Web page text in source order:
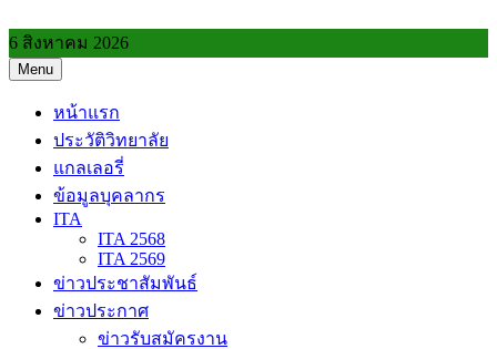
to
content
6 สิงหาคม 2026
Menu
หน้าแรก
ประวัติวิทยาลัย
แกลเลอรี่
ข้อมูลบุคลากร
ITA
ITA 2568
ITA 2569
ข่าวประชาสัมพันธ์
ข่าวประกาศ
ข่าวรับสมัครงาน